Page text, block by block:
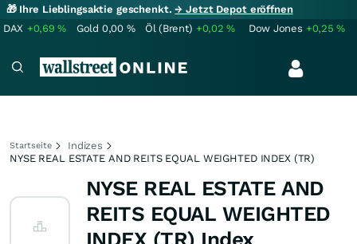
🎁 Ihre Lieblingsaktie geschenkt.→ Jetzt Depot eröffnen
DAX +0,69% Gold 0,00 % Öl (Brent) +0,02% Dow Jones +0,25%
Startseite
Indizes
NYSE REAL ESTATE AND REITS EQUAL WEIGHTED INDEX (TR)
NYSE REAL ESTATE AND
REITS EQUAL WEIGHTED
INDEX (TR) Index